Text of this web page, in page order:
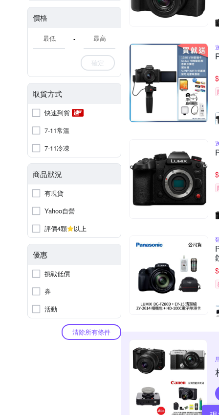
價格
-
確定
取貨方式
快速到貨
7-11常溫
7-11冷凍
商品狀況
有現貨
Yahoo自營
評價4顆
以上
優惠
挑戰低價
券
活動
清除所有條件
$
$
$